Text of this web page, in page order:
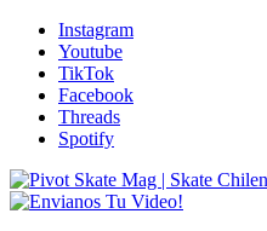
Instagram
Youtube
TikTok
Facebook
Threads
Spotify